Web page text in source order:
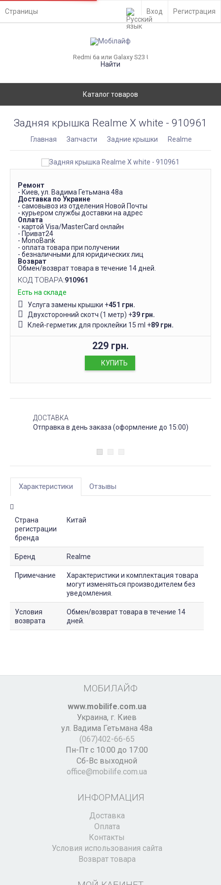
Страницы Вход Регистрация
Найти
Каталог товаров
Задняя крышка Realme X white - 910961
Главная Запчасти Задние крышки Realme
Ремонт
- Киев, ул. Вадима Гетьмана 48а
Доставка по Украине
- самовывоз из отделения Новой Почты
- курьером службы доставки на адрес
Оплата
- картой Visa/MasterCard онлайн
- Приват24
- MonoBank
- оплата товара при получении
- безналичными для юридических лиц
Возврат
Обмен/возврат товара в течение 14 дней.
КОД ТОВАРА:910961
Есть на складе
Услуга замены крышки +451 грн.
Двухсторонний скотч (1 метр) +39 грн.
Клей-герметик для проклейки 15 ml +89 грн.
229 грн.
КУПИТЬ
ДОСТАВКА
Отправка в день заказа (оформление до 15:00)
Характеристики Отзывы
Страна
регистрации
бренда
Китай
Бренд Realme
Примечание
Характеристики и комплектация товара
могут изменяться производителем без
уведомления.
Условия
возврата
Обмен/возврат товара в течение 14
дней.
МОБИЛАЙФ
www.mobilife.com.ua
Украина, г. Киев
ул. Вадима Гетьмана 48а
(067)402-66-65
Пн-Пт с 10:00 до 17:00
Сб-Вс выходной
office@mobilife.com.ua
ИНФОРМАЦИЯ
Доставка
Оплата
Контакты
Условия использования сайта
Возврат товара